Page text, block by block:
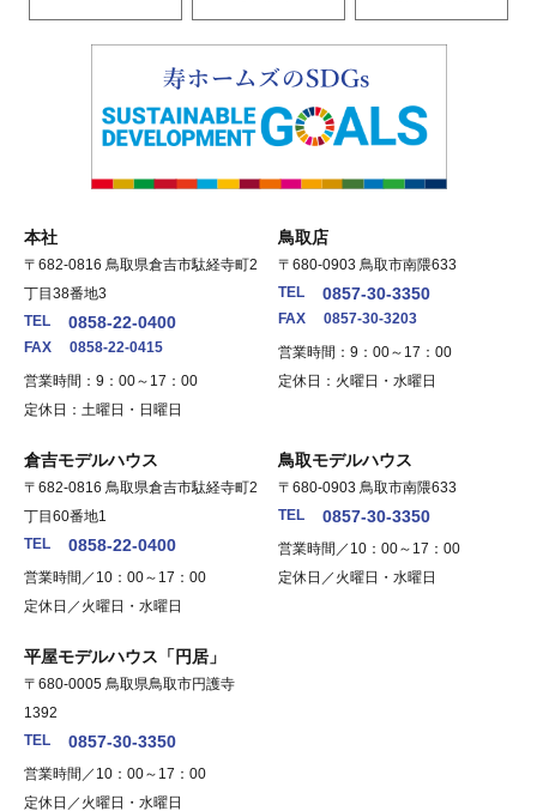
本社
〒682-0816 鳥取県倉吉市駄経寺町2
丁目38番地3
TEL
0858-22-0400
FAX
0858-22-0415
営業時間：9：00～17：00
定休日：土曜日・日曜日
鳥取店
〒680-0903 鳥取市南隈633
TEL
0857-30-3350
FAX
0857-30-3203
営業時間：9：00～17：00
定休日：火曜日・水曜日
倉吉モデルハウス
〒682-0816 鳥取県倉吉市駄経寺町2
丁目60番地1
TEL
0858-22-0400
営業時間／10：00～17：00
定休日／火曜日・水曜日
鳥取モデルハウス
〒680-0903 鳥取市南隈633
TEL
0857-30-3350
営業時間／10：00～17：00
定休日／火曜日・水曜日
平屋モデルハウス「円居」
〒680-0005 鳥取県鳥取市円護寺
1392
TEL
0857-30-3350
営業時間／10：00～17：00
定休日／火曜日・水曜日